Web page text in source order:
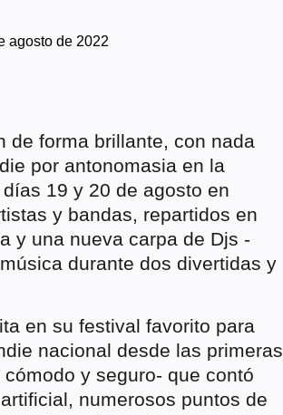
agosto de 2022
de forma brillante, con nada
por antonomasia en la
19 y 20 de agosto en
y bandas, repartidos en
y una nueva carpa de Djs -
durante dos divertidas y
en su festival favorito para
nacional desde las primeras
y seguro- que contó
numerosos puntos de